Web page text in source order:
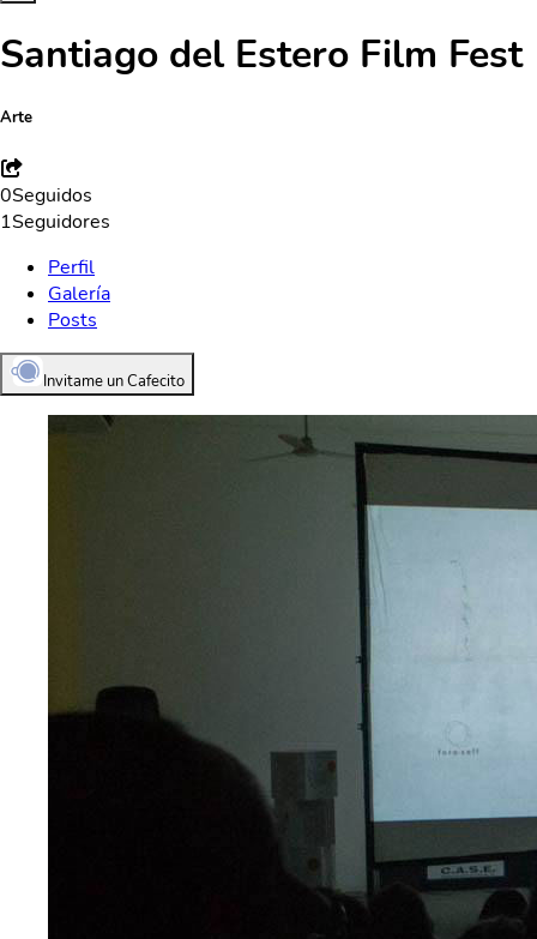
Santiago del Estero Film Fest
Arte
0Seguidos
1Seguidores
Perfil
Galería
Posts
Invitame un Cafecito